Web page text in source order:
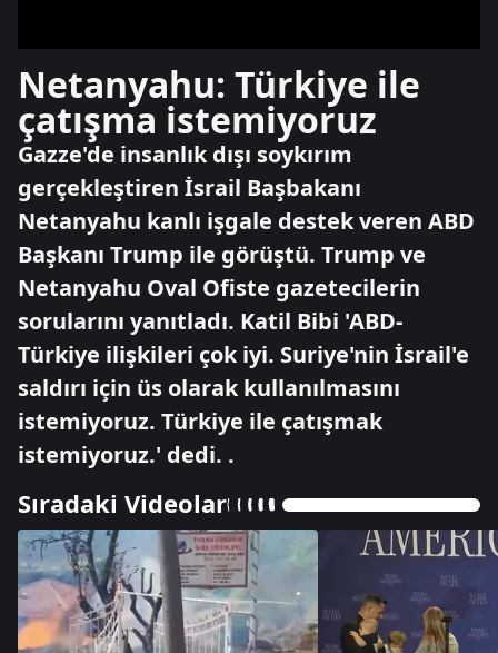
Netanyahu: Türkiye ile
çatışma istemiyoruz
Gazze'de insanlık dışı soykırım
gerçekleştiren İsrail Başbakanı
Netanyahu kanlı işgale destek veren ABD
Başkanı Trump ile görüştü. Trump ve
Netanyahu Oval Ofiste gazetecilerin
sorularını yanıtladı. Katil Bibi 'ABD-
Türkiye ilişkileri çok iyi. Suriye'nin İsrail'e
saldırı için üs olarak kullanılmasını
istemiyoruz. Türkiye ile çatışmak
istemiyoruz.' dedi. .
Sıradaki Videolar